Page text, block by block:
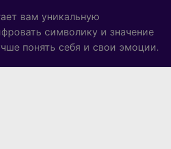
вам уникальную
символику и значение
понять себя и свои эмоции.